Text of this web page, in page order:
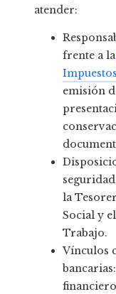
atender:
frente a la
emisión
la
Social y
Trabajo.
Vínculos